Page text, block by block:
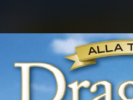
You're all set!